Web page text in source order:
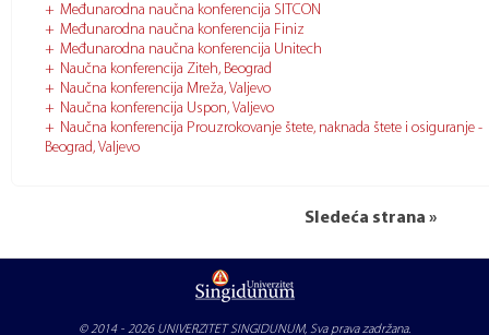
Sledeća strana »
Međunarodna naučna konferencija SITCON
Međunarodna naučna konferencija Finiz
Međunarodna naučna konferencija Unitech
Naučna konferencija Ziteh, Beograd
Naučna konferencija Mreža, Valjevo
Naučna konferencija Uspon, Valjevo
Naučna konferencija Prouzrokovanje štete, naknada štete i osiguranje -
Beograd, Valjevo
© 2014 - 2026 UNIVERZITET SINGIDUNUM, Sva prava zadržana.